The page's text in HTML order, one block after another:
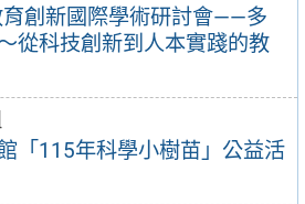
育創新國際學術研討會——多
從科技創新到人本實踐的教
「115年科學小樹苗」公益活